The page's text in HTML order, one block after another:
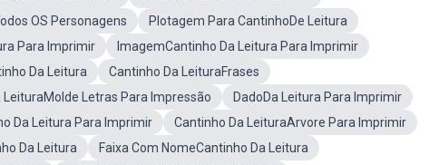
OS Personagens
Plotagem Para CantinhoDe Leitura
Para Imprimir
ImagemCantinho Da Leitura Para Imprimir
Da Leitura
Cantinho Da LeituraFrases
LeituraMolde Letras Para Impressão
DadoDa Leitura Para Imprimir
Da Leitura Para Imprimir
Cantinho Da LeituraArvore Para Imprimir
Da Leitura
Faixa Com NomeCantinho Da Leitura